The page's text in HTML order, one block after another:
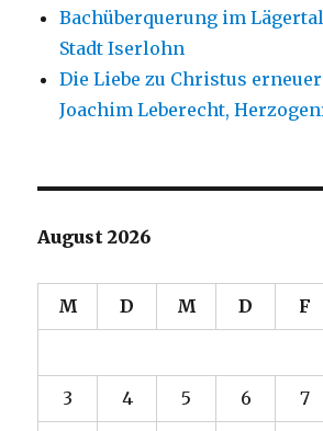
Bachüberquerung im
Stadt Iserlohn
Die Liebe zu Christus
Joachim Leberecht,
August 2026
M D M D F
3 4 5 6 7